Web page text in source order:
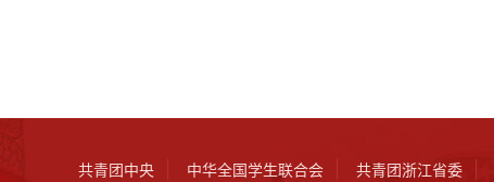
共青团中央 中华全国学生联合会 共青团浙江省委